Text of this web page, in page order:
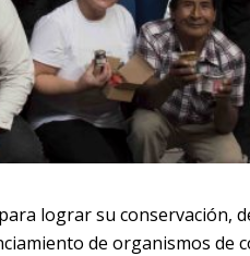
lograr su conservación,
de organismos de